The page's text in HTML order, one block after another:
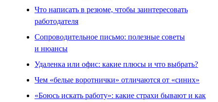
Что написать в резюме, чтобы заинтересовать
работодателя
Сопроводительное письмо: полезные советы
и нюансы
Удаленка или офис: какие плюсы и что выбрать?
Чем «белые воротнички» отличаются от «синих»
«Боюсь искать работу»: какие страхи бывают и как